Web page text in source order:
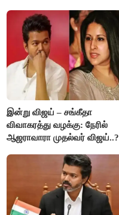
இன்று விஜய் – சங்கீதா
விவாகரத்து வழக்கு: நேரில்
ஆஜராவாரா முதல்வர் விஜய்..?